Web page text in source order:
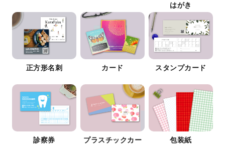
はがき
正方形名刺 カード スタンプカード
診察券
プラスチックカー
包装紙